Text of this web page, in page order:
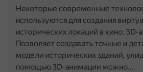
Некоторые современные
используются для создания
исторических локаций в кино: 3D-
Позволяет создавать точные и
модели исторических зданий,
помощью 3D-анимации можно…